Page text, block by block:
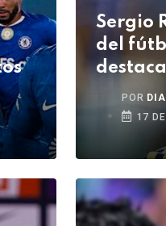
Sergio
del
POR
17